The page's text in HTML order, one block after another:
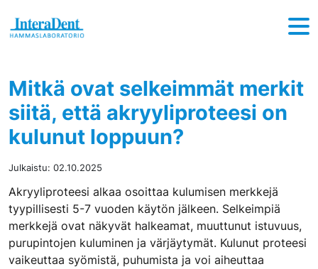
Mitkä ovat selkeimmät merkit
siitä, että akryyliproteesi on
kulunut loppuun?
Julkaistu: 02.10.2025
Akryyliproteesi alkaa osoittaa kulumisen merkkejä
tyypillisesti 5-7 vuoden käytön jälkeen. Selkeimpiä
merkkejä ovat näkyvät halkeamat, muuttunut istuvuus,
purupintojen kuluminen ja värjäytymät. Kulunut proteesi
vaikeuttaa syömistä, puhumista ja voi aiheuttaa